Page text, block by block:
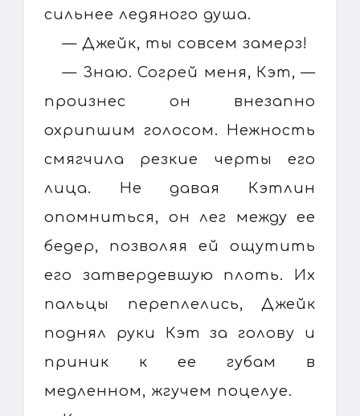
сильнее ледяного душа.
— Джейк, ты совсем замерз!
— Знаю. Согрей меня, Кэт, —
произнес он внезапно
охрипшим голосом. Нежность
смягчила резкие черты его
лица. Не давая Кэтлин
опомниться, он лег между ее
бедер, позволяя ей ощутить
его затвердевшую плоть. Их
пальцы переплелись, Джейк
поднял руки Кэт за голову и
приник к ее губам в
медленном, жгучем поцелуе.